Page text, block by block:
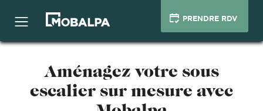
PRENDRE RDV
Aménagez votre sous
escalier sur mesure avec